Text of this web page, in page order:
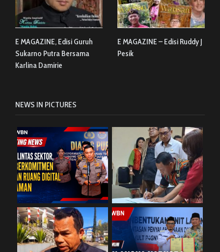
E MAGAZINE, Edisi Guruh
Sukarno Putra Bersama
Karlina Damirie
E MAGAZINE – Edisi Ruddy J
Pesik
NEWS IN PICTURES